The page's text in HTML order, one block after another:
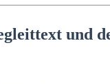
und